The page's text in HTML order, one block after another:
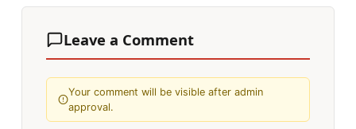
Leave a Comment
Your comment will be visible after admin
approval.